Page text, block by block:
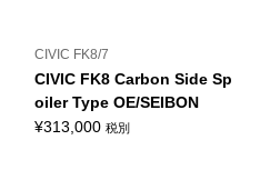
CIVIC FK8/7
CIVIC FK8 Carbon Side Sp
oiler Type OE/SEIBON
¥313,000 税別